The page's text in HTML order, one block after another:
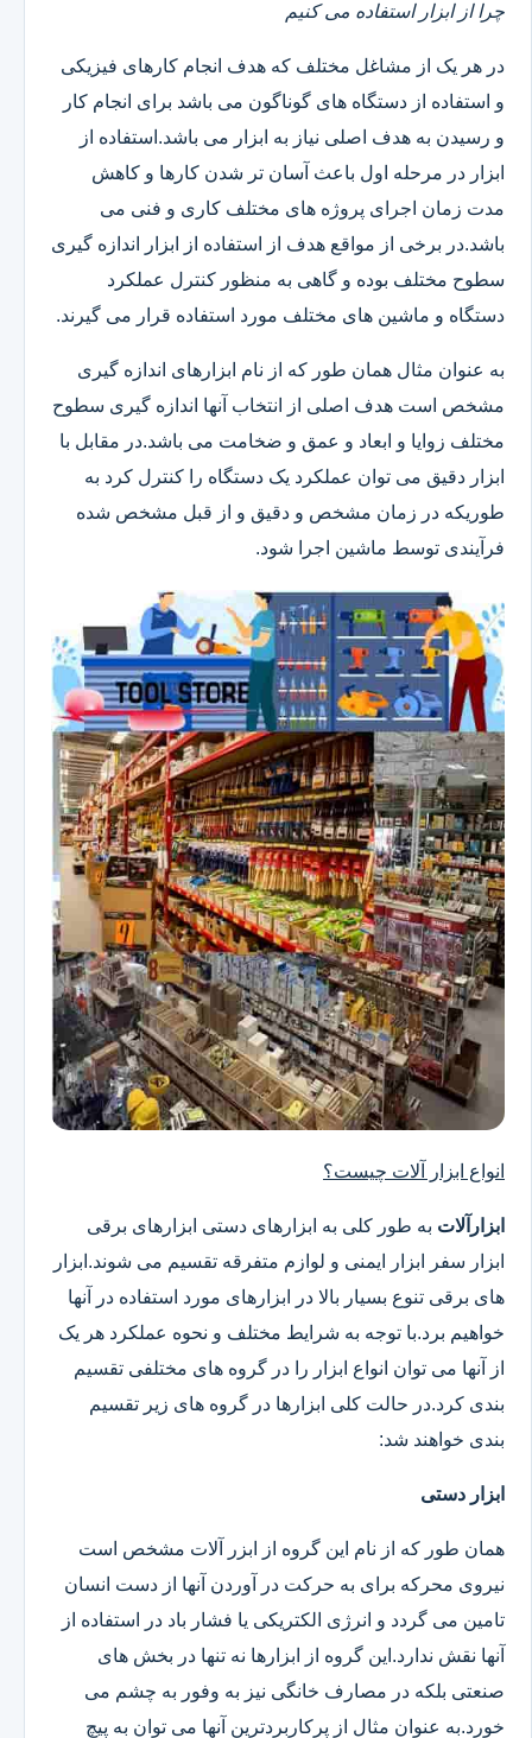
چرا از ابزار استفاده می کنیم
در هر یک از مشاغل مختلف که هدف انجام کارهای فیزیکی
و استفاده از دستگاه های گوناگون می باشد برای انجام کار
و رسیدن به هدف اصلی نیاز به ابزار می باشد.استفاده از
ابزار در مرحله اول باعث آسان تر شدن کارها و کاهش
مدت زمان اجرای پروژه های مختلف کاری و فنی می
باشد.در برخی از مواقع هدف از استفاده از ابزار اندازه گیری
سطوح مختلف بوده و گاهی به منظور کنترل عملکرد
دستگاه و ماشین های مختلف مورد استفاده قرار می گیرند.
به عنوان مثال همان طور که از نام ابزارهای اندازه گیری
مشخص است هدف اصلی از انتخاب آنها اندازه گیری سطوح
مختلف زوایا و ابعاد و عمق و ضخامت می باشد.در مقابل با
ابزار دقیق می توان عملکرد یک دستگاه را کنترل کرد به
طوریکه در زمان مشخص و دقیق و از قبل مشخص شده
فرآیندی توسط ماشین اجرا شود.
انواع ابزار آلات چیست؟
ابزارآلات به طور کلی به ابزارهای دستی ابزارهای برقی
ابزار سفر ابزار ایمنی و لوازم متفرقه تقسیم می شوند.ابزار
های برقی تنوع بسیار بالا در ابزارهای مورد استفاده در آنها
خواهیم برد.با توجه به شرایط مختلف و نحوه عملکرد هر یک
از آنها می توان انواع ابزار را در گروه های مختلفی تقسیم
بندی کرد.در حالت کلی ابزارها در گروه های زیر تقسیم
بندی خواهند شد:
ابزار دستی
همان طور که از نام این گروه از ابزر آلات مشخص است
نیروی محرکه برای به حرکت در آوردن آنها از دست انسان
تامین می گردد و انرژی الکتریکی یا فشار باد در استفاده از
آنها نقش ندارد.این گروه از ابزارها نه تنها در بخش های
صنعتی بلکه در مصارف خانگی نیز به وفور به چشم می
خورد.به عنوان مثال از پرکاربردترین آنها می توان به پیچ